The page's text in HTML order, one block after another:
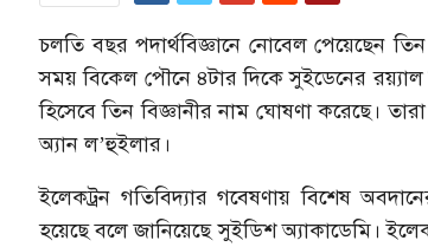
চলতি বছর পদার্থবিজ্ঞানে নোবেল পেয়েছেন
সময় বিকেল পৌনে ৪টার দিকে সুইডেনের
হিসেবে তিন বিজ্ঞানীর নাম ঘোষণা করেছে।
অ্যান ল’হুইলার।
ইলেকট্রন গতিবিদ্যার গবেষণায় বিশেষ
হয়েছে বলে জানিয়েছে সুইডিশ অ্যাকাডেমি।